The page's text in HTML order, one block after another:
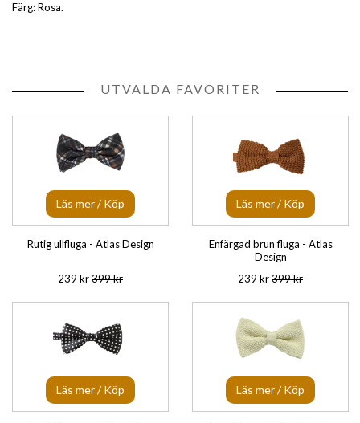
Färg: Rosa.
UTVALDA FAVORITER
Läs mer / Köp
Rutig ullfluga - Atlas Design
239 kr399 kr
Läs mer / Köp
Enfärgad brun fluga - Atlas
Design
239 kr399 kr
Läs mer / Köp Läs mer / Köp